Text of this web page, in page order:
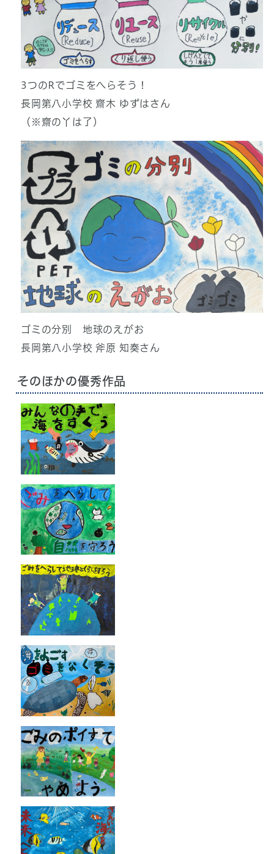
3つのRでゴミをへらそう！
長岡第八小学校 齋木 ゆずはさん
（※齋の丫は了）
ゴミの分別 地球のえがお
長岡第八小学校 斧原 知奏さん
そのほかの優秀作品